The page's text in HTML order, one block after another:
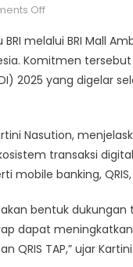
Offon
Mall
Ambasador
Tegaskan
Digital
Melalui
Partisipasi
FEKDI
2025
melalui BRI Mall
Komitmen
2025 yang digelar
Nasution,
transaksi
mobile banking, QRIS,
bentuk
dapat
QRIS TAP,” ujar Kartini.